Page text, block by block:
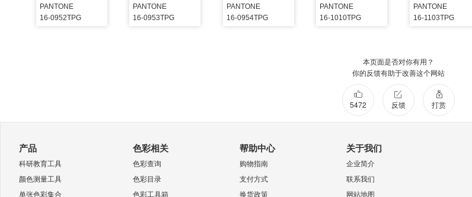
PANTONE
16-0952TPG
PANTONE
16-0953TPG
PANTONE
16-0954TPG
PANTONE
16-1010TPG
PANTONE
16-1103TPG
本页面是否对你有用？
你的反馈有助于改善这个网站
5472 反馈 打赏
产品
科研教育工具
颜色测量工具
单张色彩集合
色彩相关
色彩查询
色彩目录
色彩工具箱
帮助中心
购物指南
支付方式
换货政策
关于我们
企业简介
联系我们
网站地图